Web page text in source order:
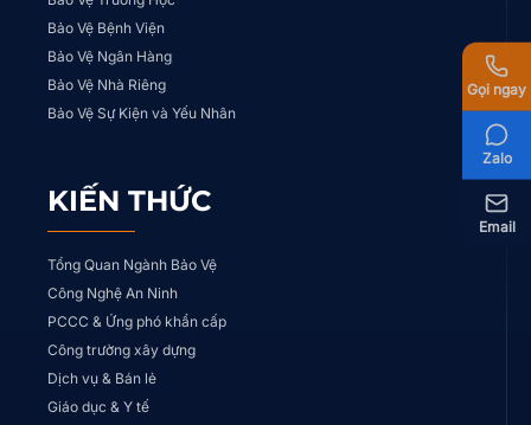
Gọi ngay
Zalo
Email
Bảo Vệ Bệnh Viện
Bảo Vệ Ngân Hàng
Bảo Vệ Nhà Riêng
Bảo Vệ Sự Kiện và Yếu Nhân
KIẾN THỨC
Tổng Quan Ngành Bảo Vệ
Công Nghệ An Ninh
PCCC & Ứng phó khẩn cấp
Công trường xây dựng
Dịch vụ & Bán lẻ
Giáo dục & Y tế